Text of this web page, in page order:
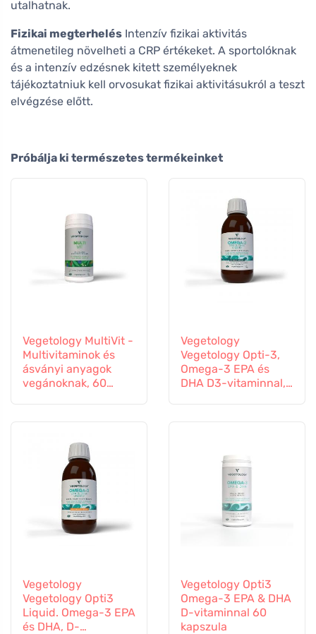
utalhatnak.
Fizikai megterhelés Intenzív fizikai aktivitás
átmenetileg növelheti a CRP értékeket. A sportolóknak
és a intenzív edzésnek kitett személyeknek
tájékoztatniuk kell orvosukat fizikai aktivitásukról a teszt
elvégzése előtt.
Próbálja ki természetes termékeinket
Vegetology MultiVit -
Multivitaminok és
ásványi anyagok
vegánoknak, 60
Vegetology
Vegetology Opti-3,
Omega-3 EPA és
DHA D3-vitaminnal,
Vegetology
Vegetology Opti3
Liquid. Omega-3 EPA
és DHA, D-
Vegetology Opti3
Omega-3 EPA & DHA
D-vitaminnal 60
kapszula